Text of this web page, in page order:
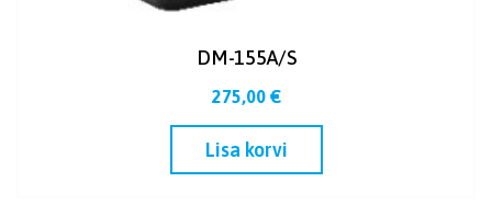
DM-155A/S
275,00 €
Lisa korvi